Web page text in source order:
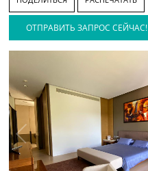
ОТПРАВИТЬ ЗАПРОС СЕЙЧАС!